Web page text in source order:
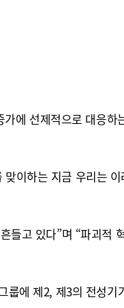
에 선제적으로 대응
이하는 지금 우리는
들고 있다”며 “파괴적
에 제2, 제3의 전성기